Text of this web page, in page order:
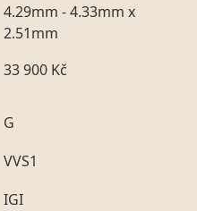
4.29mm - 4.33mm x
2.51mm
33 900 Kč
G
VVS1
IGI